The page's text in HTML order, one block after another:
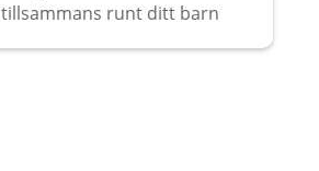
tillsammans runt ditt barn